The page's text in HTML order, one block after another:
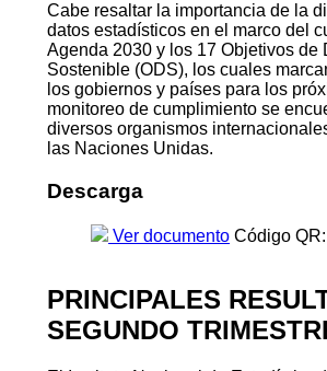
Cabe resaltar la importancia de la
datos estadísticos en el marco del
Agenda 2030 y los 17 Objetivos de
Sostenible (ODS), los cuales
los gobiernos y países para los
monitoreo de cumplimiento se
diversos organismos
las Naciones Unidas.
Descarga
Ver documento Código QR:
PRINCIPALES
SEGUNDO